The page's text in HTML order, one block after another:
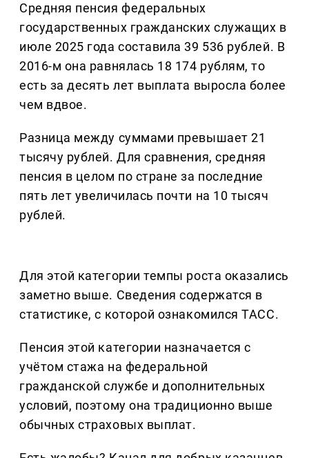
Средняя пенсия федеральных
государственных гражданских служащих в
июле 2025 года составила 39 536 рублей. В
2016-м она равнялась 18 174 рублям, то
есть за десять лет выплата выросла более
чем вдвое.
Разница между суммами превышает 21
тысячу рублей. Для сравнения, средняя
пенсия в целом по стране за последние
пять лет увеличилась почти на 10 тысяч
рублей.
Для этой категории темпы роста оказались
заметно выше. Сведения содержатся в
статистике, с которой ознакомился ТАСС.
Пенсия этой категории назначается с
учётом стажа на федеральной
гражданской службе и дополнительных
условий, поэтому она традиционно выше
обычных страховых выплат.